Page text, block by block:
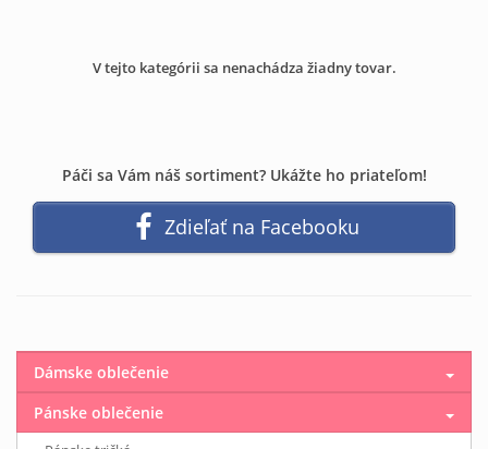
V tejto kategórii sa nenachádza žiadny tovar.
Páči sa Vám náš sortiment? Ukážte ho priateľom!
Zdieľať na Facebooku
Dámske oblečenie
Pánske oblečenie